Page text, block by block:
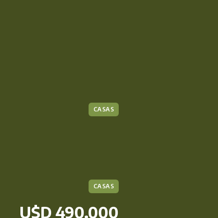
CASAS
CASAS
U$D 490.000